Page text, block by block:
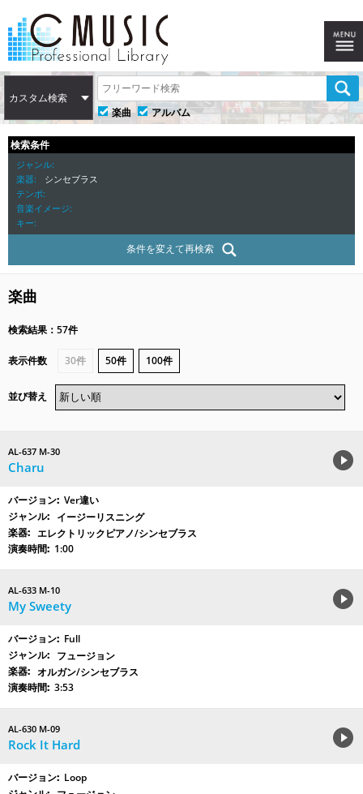
カスタム検索
楽曲
アルバム
検索条件
ジャンル
楽器
シンセブラス
テンポ
音楽イメージ
キー
条件を変えて再検索
楽曲
検索結果：57件
表示件数 30件 50件 100件
並び替え
AL-637 M-30
Charu
Ver違い
イージーリスニング
エレクトリックピアノ/シンセブラス
1:00
AL-633 M-10
My Sweety
Full
フュージョン
オルガン/シンセブラス
3:53
AL-630 M-09
Rock It Hard
Loop